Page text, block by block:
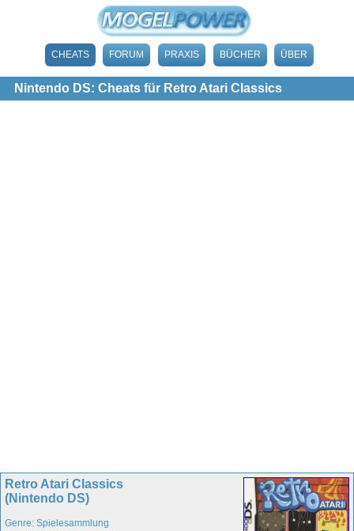
CHEATS FORUM PRAXIS BÜCHER ÜBER
Nintendo DS: Cheats für Retro Atari Classics
Retro Atari Classics
(Nintendo DS)
Genre: Spielesammlung